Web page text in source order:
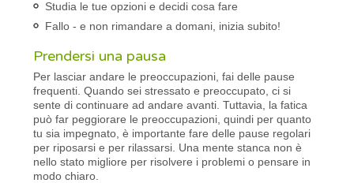
Studia le tue opzioni e decidi cosa fare
Fallo - e non rimandare a domani, inizia subito!
Prendersi una pausa
Per lasciar andare le preoccupazioni, fai delle pause
frequenti. Quando sei stressato e preoccupato, ci si
sente di continuare ad andare avanti. Tuttavia, la fatica
può far peggiorare le preoccupazioni, quindi per quanto
tu sia impegnato, è importante fare delle pause regolari
per riposarsi e per rilassarsi. Una mente stanca non è
nello stato migliore per risolvere i problemi o pensare in
modo chiaro.